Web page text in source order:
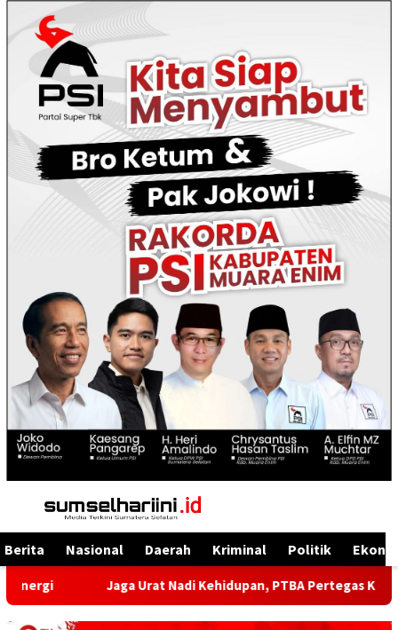
Menu
Mobile
Berita Nasional Daerah Kriminal Politik
Jaga Urat Nadi Kehidupan, PTBA Pertegas Komitmen